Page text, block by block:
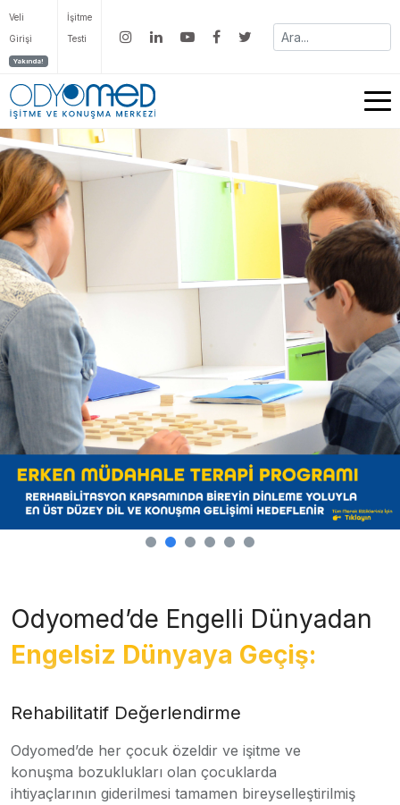
Veli
Girişi
Yakında!
İşitme
Testi
Odyomed’de Engelli Dünyadan
Engelsiz Dünyaya Geçiş:
Rehabilitatif Değerlendirme
Odyomed’de her çocuk özeldir ve işitme ve
konuşma bozuklukları olan çocuklarda
ihtiyaçlarının giderilmesi tamamen bireyselleştirilmiş